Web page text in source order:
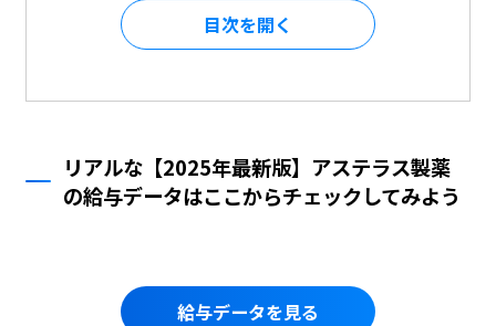
目次を
リアルな【2025年最新版】アステラス製薬
の給与データはここからチェックしてみよう
給与データを見る